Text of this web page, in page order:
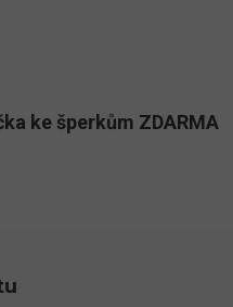
ke šperkům ZDARMA